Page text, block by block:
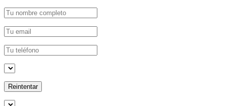
Reintentar